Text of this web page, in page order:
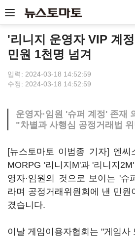
'리니지 운영자 VIP 계정
민원 1천명 넘겨
입력: 2024-03-18 14:52:59
수정: 2024-03-18 14:52:59
운영자·임원 '슈퍼 계정' 존재
"차별과 사행심 공정거래법
[뉴스토마토 이범종 기자] 엔씨
MORPG '리니지M'과 '리니지
영자·임원의 것으로 보이는 '슈
라며 공정거래위원회에 낸 민원
겼습니다.
이날 게임이용자협회는 "게임사